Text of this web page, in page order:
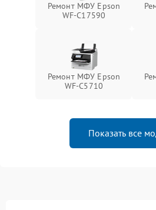
Ремонт МФУ Epson
WF-C17590
Ремонт МФУ Epson
WF-C5710
Показать все